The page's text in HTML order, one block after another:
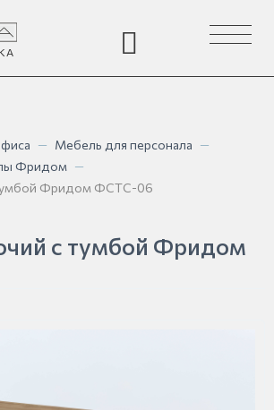
Toggle
navigation
— Мебель для персонала —
Фридом —
Фридом ФСТС-06
с тумбой Фридом